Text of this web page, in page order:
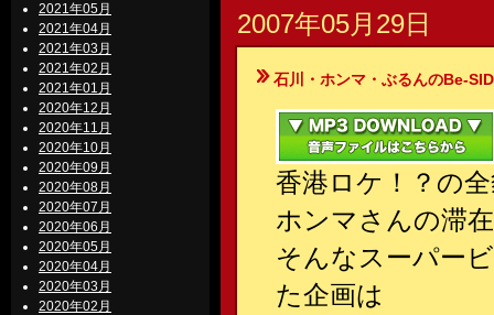
2021年05月
2021年04月
2021年03月
2021年02月
2021年01月
2020年12月
2020年11月
2020年10月
2020年09月
2020年08月
2020年07月
2020年06月
2020年05月
2020年04月
2020年03月
2020年02月
2007年05月29日
石川・ホンマ・ぶるんのBe-
香港ロケ！？の
ホンマさんの滞
そんなスーパー
た企画は